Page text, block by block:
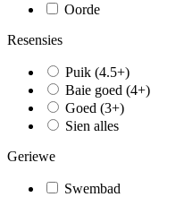
Oorde
Resensies
Puik (4.5+)
Baie goed (4+)
Goed (3+)
Sien alles
Geriewe
Swembad